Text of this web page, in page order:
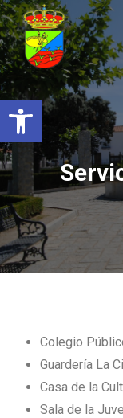
Abrir barra de
Colegio
Guardería La
Casa de la
Sala de la